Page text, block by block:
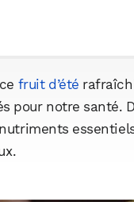
fruit d’été
pour notre santé.